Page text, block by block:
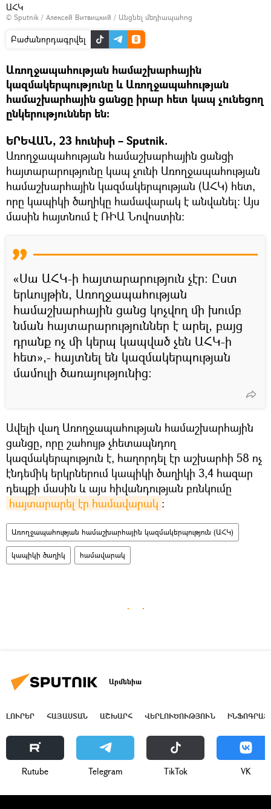
ԱՀԿ
© Sputnik / Алексей Витвицкий / Անցնել մեդիապահոց
Բաժանորդագրվել
Առողջապահության համաշխարհային
կազմակերպությունը և Առողջապահության
համաշխարհային ցանցը իրար հետ կապ չունեցող
ընկերություններ են։
ԵՐԵՎԱՆ, 23 հունիսի – Sputnik.
Առողջապահության համաշխարհային ցանցի
հայտարարությունը կապ չունի Առողջապահության
համաշխարհային կազմակերպության (ԱՀԿ) հետ,
որը կապիկի ծաղիկը համավարակ է անվանել: Այս
մասին հայտնում է ՌԻԱ Նովոստին։
«Սա ԱՀԿ-ի հայտարարություն չէր: Ըստ
երևույթին, Առողջապահության
համաշխարհային ցանց կոչվող մի խումբ
նման հայտարարություններ է արել, բայց
դրանք ոչ մի կերպ կապված չեն ԱՀԿ-ի
հետ»,- հայտնել են կազմակերպության
մամուլի ծառայությունից:
Ավելի վաղ Առողջապահության համաշխարհային
ցանցը, որը շահույթ չհետապնդող
կազմակերպություն է, հաղորդել էր աշխարհի 58 ոչ
էնդեմիկ երկրներում կապիկի ծաղիկի 3,4 հազար
դեպքի մասին և այս հիվանդության բռնկումը
հայտարարել էր համավարակ ։
Առողջապահության համաշխարհային կազմակերպություն (ԱՀԿ)
կապիկի ծաղիկ համավարակ
Արմենիա
ԼՈՒՐԵՐ ՀԱՅԱՍՏԱՆ ԱՇԽԱՐՀ ՎԵՐԼՈՒԾՈՒԹՅՈՒՆ
Rutube Telegram ТikТоk VK